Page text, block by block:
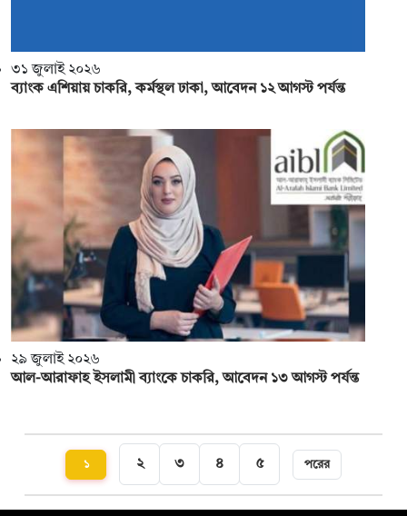
৩১ জুলাই ২০২৬
ব্যাংক এশিয়ায় চাকরি, কর্মস্থল ঢাকা, আবেদন ১২ আগস্ট পর্যন্ত
২৯ জুলাই ২০২৬
আল-আরাফাহ ইসলামী ব্যাংকে চাকরি, আবেদন ১৩ আগস্ট পর্যন্ত
১ ২ ৩ ৪ ৫ পরের